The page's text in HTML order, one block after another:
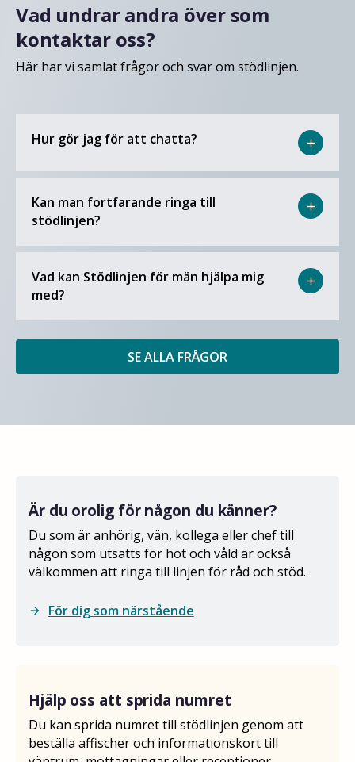
Vad undrar andra över som
kontaktar oss?
Här har vi samlat frågor och svar om stödlinjen.
Hur gör jag för att chatta? add
Kan man fortfarande ringa till
stödlinjen?
add
Vad kan Stödlinjen för män hjälpa mig
med?
add
SE ALLA FRÅGOR
Är du orolig för någon du känner?
Du som är anhörig, vän, kollega eller chef till
någon som utsatts för hot och våld är också
välkommen att ringa till linjen för råd och stöd.
arrow_forward För dig som närstående
Hjälp oss att sprida numret
Du kan sprida numret till stödlinjen genom att
beställa affischer och informationskort till